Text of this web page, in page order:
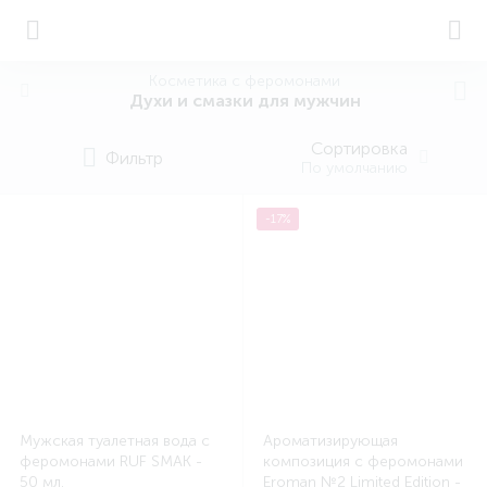
Духи и смазки для мужчин
Фильтр Сортировка
Мужская туалетная вода с
феромонами RUF SMAK -
50 мл.
-17%
Ароматизирующая
композиция с феромонами
Eroman №2 Limited Edition -